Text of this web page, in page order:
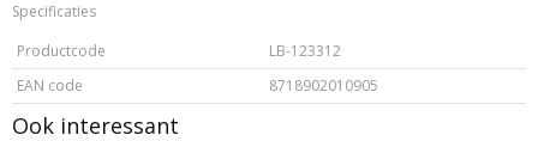
Specificaties
Productcode
LB-123312
EAN code
8718902010905
Ook interessant